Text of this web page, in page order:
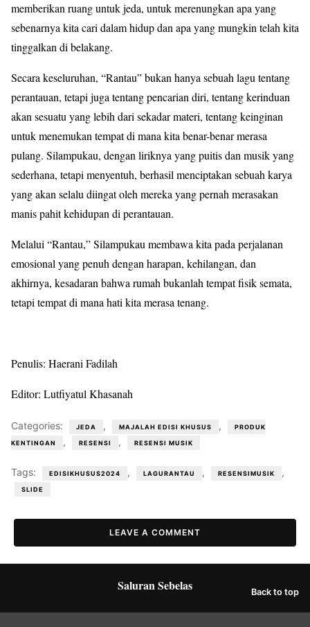
memberikan ruang untuk jeda, untuk merenungkan apa yang
sebenarnya kita cari dalam hidup dan apa yang mungkin telah kita
tinggalkan di belakang.
Secara keseluruhan, “Rantau” bukan hanya sebuah lagu tentang
perantauan, tetapi juga tentang pencarian diri, tentang kerinduan
akan sesuatu yang lebih dari sekadar materi, tentang keinginan
untuk menemukan tempat di mana kita benar-benar merasa
pulang. Silampukau, dengan liriknya yang puitis dan musik yang
sederhana, tetapi menyentuh, berhasil menciptakan sebuah karya
yang akan selalu diingat oleh mereka yang pernah merasakan
manis pahit kehidupan di perantauan.
Melalui “Rantau,” Silampukau membawa kita pada perjalanan
emosional yang penuh dengan harapan, kehilangan, dan
akhirnya, kesadaran bahwa rumah bukanlah tempat fisik semata,
tetapi tempat di mana hati kita merasa tenang.
Penulis: Haerani Fadilah
Editor: Lutfiyatul Khasanah
Categories: JEDA , MAJALAH EDISI KHUSUS , PRODUK
KENTINGAN , RESENSI , RESENSI MUSIK
Tags: EDISIKHUSUS2024 , LAGURANTAU , RESENSIMUSIK ,
SLIDE
LEAVE A COMMENT
Saluran Sebelas Back to top